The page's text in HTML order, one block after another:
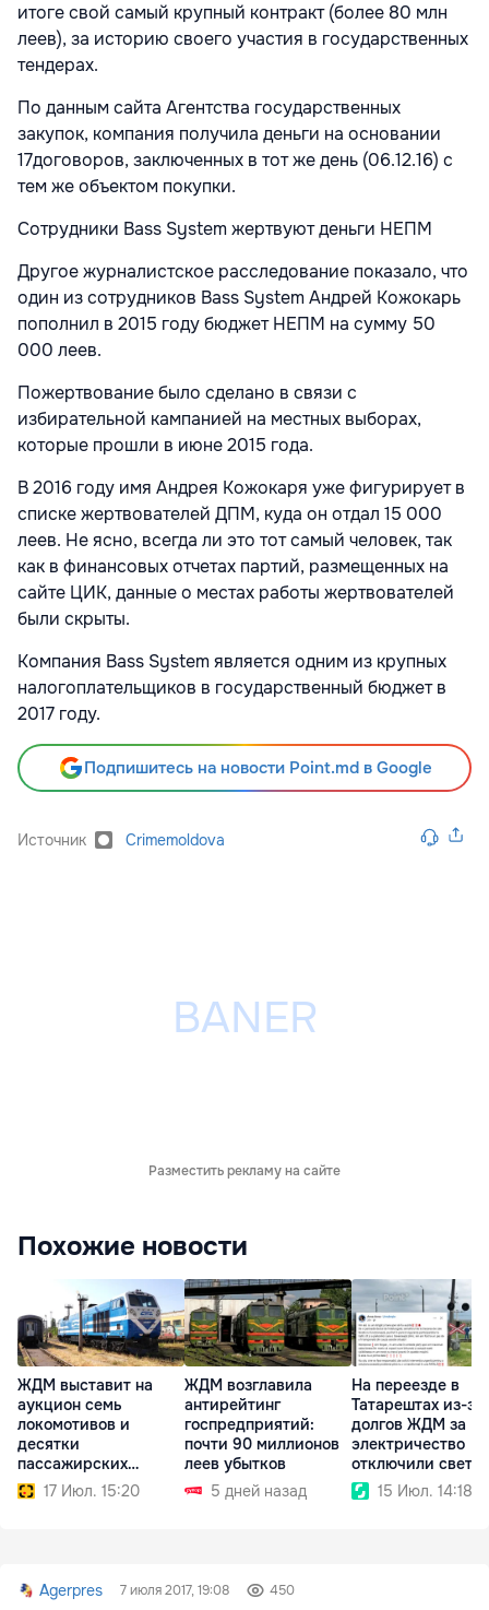
итоге свой самый крупный контракт (более 80 млн
леев), за историю своего участия в государственных
тендерах.
По данным сайта Агентства государственных
закупок, компания получила деньги на основании
17договоров, заключенных в тот же день (06.12.16) с
тем же объектом покупки.
Сотрудники Bass System жертвуют деньги НЕПМ
Другое журналистское расследование показало, что
один из сотрудников Bass System Андрей Кожокарь
пополнил в 2015 году бюджет НЕПМ на сумму 50
000 леев.
Пожертвование было сделано в связи с
избирательной кампанией на местных выборах,
которые прошли в июне 2015 года.
В 2016 году имя Андрея Кожокаря уже фигурирует в
списке жертвователей ДПМ, куда он отдал 15 000
леев. Не ясно, всегда ли это тот самый человек, так
как в финансовых отчетах партий, размещенных на
сайте ЦИК, данные о местах работы жертвователей
были скрыты.
Компания Bass System является одним из крупных
налогоплательщиков в государственный бюджет в
2017 году.
Подпишитесь на новости Point.md в Google
Источник Crimemoldova
Разместить рекламу на сайте
Похожие новости
ЖДМ выставит на
аукцион семь
локомотивов и
десятки
пассажирских
вагонов17 Июл. 15:20
ЖДМ возглавила
антирейтинг
госпредприятий:
почти 90 миллионов
леев убытков
5 дней назад
На переезде в
Татарештах из-за
долгов ЖДМ за
электричество
отключили
15 Июл. 14:18
Agerpres 7 июля 2017, 19:08 450